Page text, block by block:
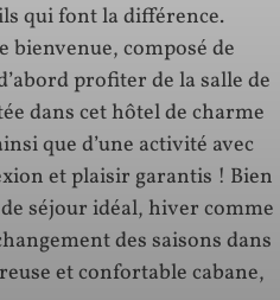
qui font la différence.
bienvenue, composé de
profiter de la salle de
dans cet hôtel de charme
que d’une activité avec
et plaisir garantis ! Bien
séjour idéal, hiver comme
des saisons dans
et confortable cabane,